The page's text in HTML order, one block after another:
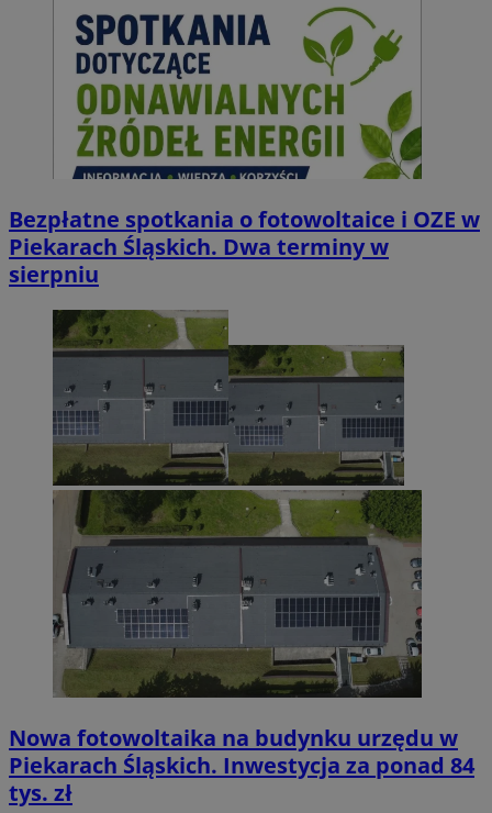
Bezpłatne spotkania o fotowoltaice i OZE w
Piekarach Śląskich. Dwa terminy w
sierpniu
Nowa fotowoltaika na budynku urzędu w
Piekarach Śląskich. Inwestycja za ponad 84
tys. zł